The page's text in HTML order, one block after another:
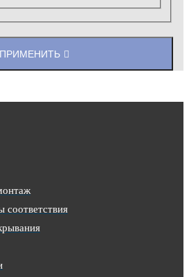
ПРИМЕНИТЬ
соответствия